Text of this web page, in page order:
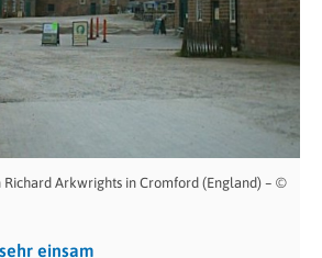
Arkwrights in Cromford (England) – ©
einsam